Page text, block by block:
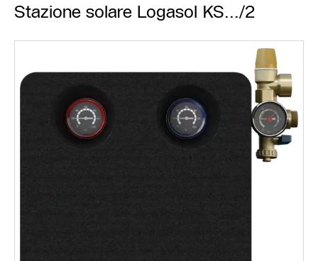
Stazione solare Logasol KS.../2